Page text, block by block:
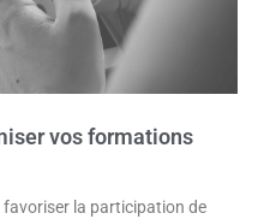
vos formations
la participation de